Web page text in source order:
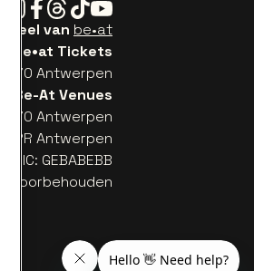
Instagram
Facebook
Threads
TiktokYoutube
deel van be•at
be•at Tickets
Antwerpen
Be-At Venues
Antwerpen
RPR Antwerpen
GEBABEBB
voorbehouden